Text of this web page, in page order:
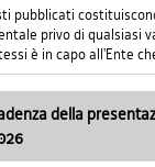
pubblicati
privo di qualsiasi
è in capo all'Ente
della